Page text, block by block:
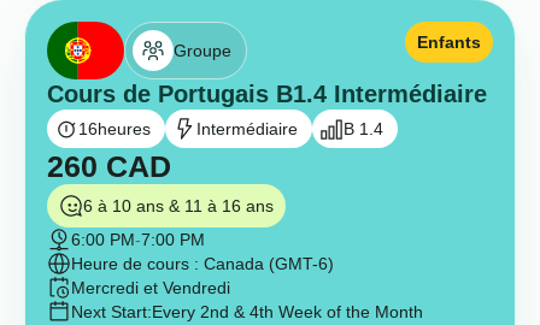
Groupe
Cours de Portugais B1.4 Intermédiaire
Enfants
16heures Intermédiaire B 1.4
260 CAD
6 à 10 ans & 11 à 16 ans
6:00 PM-7:00 PM
Heure de cours : Canada (GMT-6)
Mercredi et Vendredi
Next Start:Every 2nd & 4th Week of the Month